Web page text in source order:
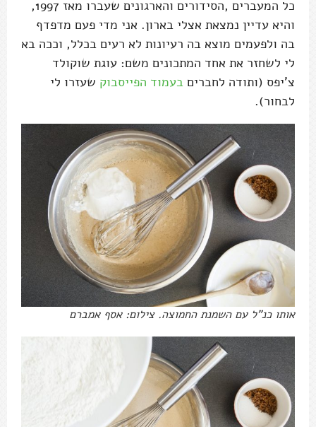
כל המעברים ,הסידורים והארגונים שעברו מאז 1997,
והיא עדיין נמצאת אצלי בארון. אני מדי פעם מדפדף
בה ולפעמים מוצא בה רעיונות לא רעים בכלל, וככה בא
לי לשחזר את אחד המתכונים משם: עוגת שוקולד
צ'יפס (ותודה לחברים בעמוד הפייסבוק שעזרו לי
לבחור).
אותו כנ"ל עם השמנת החמוצה. צילום: אסף אמברם